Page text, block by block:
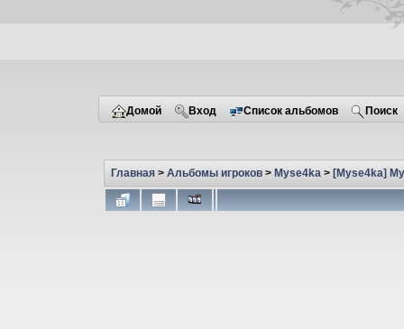
Домой Вход Список альбомов Поиск
Главная > Альбомы игроков > Myse4ka > [Myse4ka]